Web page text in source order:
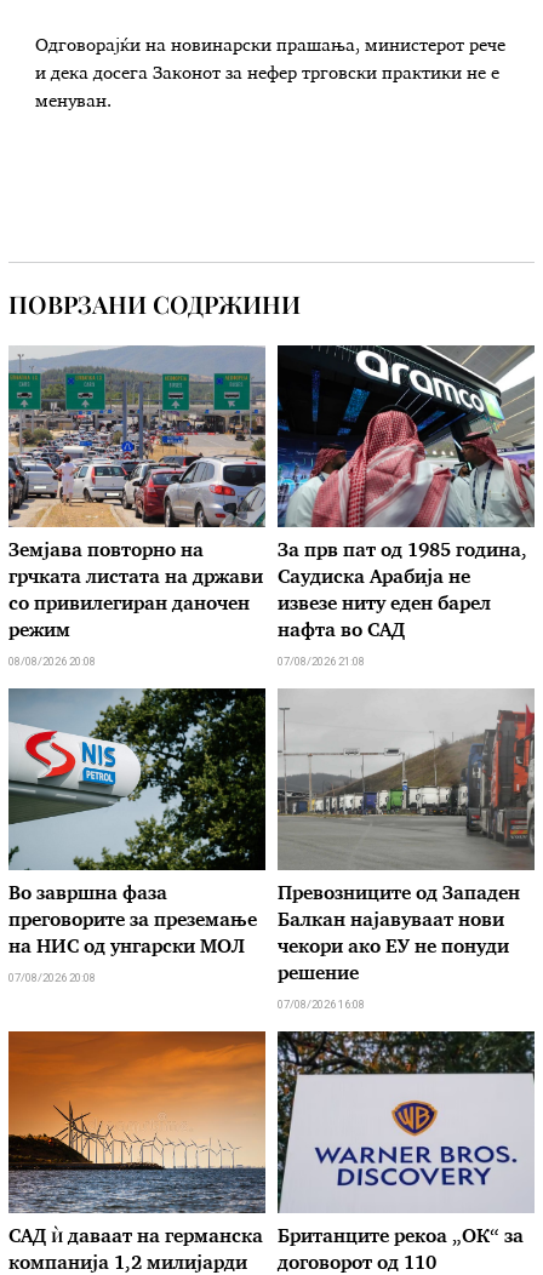
Одговорајќи на новинарски прашања, министерот рече
и дека досега Законот за нефер трговски практики не е
менуван.
ПОВРЗАНИ СОДРЖИНИ
Земјава повторно на
грчката листата на држави
со привилегиран даночен
режим
08/08/2026 20:08
За прв пат од 1985 година,
Саудиска Арабија не
извезе ниту еден барел
нафта во САД
07/08/2026 21:08
Во завршна фаза
преговорите за преземање
на НИС од унгарски МОЛ
07/08/2026 20:08
Превозниците од Западен
Балкан најавуваат нови
чекори ако ЕУ не понуди
решение
07/08/2026 16:08
САД ѝ даваат на германска
компанија 1,2 милијарди
Британците рекоа „ОК“ за
договорот од 110